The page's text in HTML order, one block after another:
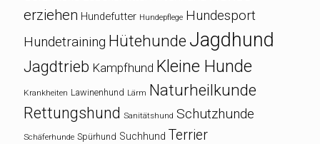
erziehen Hundefutter Hundepflege Hundesport
Hundetraining Hütehunde Jagdhund
Jagdtrieb Kampfhund Kleine Hunde
Krankheiten Lawinenhund Lärm Naturheilkunde
Rettungshund Sanitätshund Schutzhunde
Schäferhunde Spürhund Suchhund Terrier